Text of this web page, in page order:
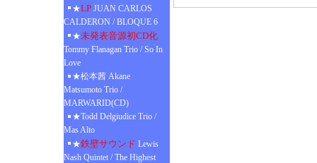
★LP JUAN CARLOS
CALDERON / BLOQUE 6
★未発表音源初CD化
Tommy Flanagan Trio / So In
Love
★松本茜 Akane
Matsumoto Trio /
MARWARID(CD)
★Todd Delgiudice Trio /
Mas Alto
★鉄壁サウンド Lewis
Nash Quintet / The Highest